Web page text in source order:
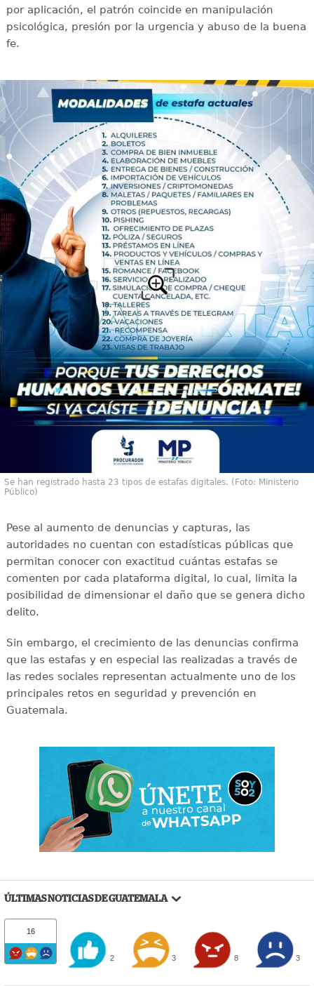
por aplicación, el patrón coincide en manipulación
psicológica, presión por la urgencia y abuso de la buena
fe.
Se han registrado hasta 23 tipos de estafas digitales. (Foto: Ministerio
Público)
Pese al aumento de denuncias y capturas, las
autoridades no cuentan con estadísticas públicas que
permitan conocer con exactitud cuántas estafas se
comenten por cada plataforma digital, lo cual, limita la
posibilidad de dimensionar el daño que se genera dicho
delito.
Sin embargo, el crecimiento de las denuncias confirma
que las estafas y en especial las realizadas a través de
las redes sociales representan actualmente uno de los
principales retos en seguridad y prevención en
Guatemala.
ÚLTIMAS NOTICIAS DE GUATEMALA
16
2 3 8 3